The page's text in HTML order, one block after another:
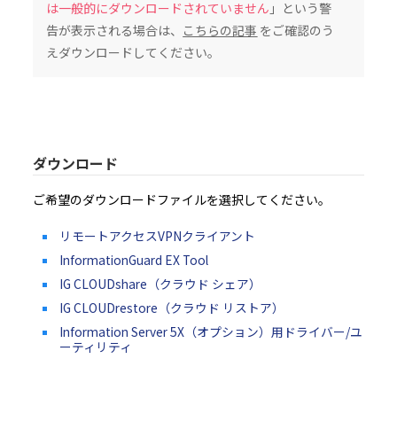
許諾するものとします。（本条項の目的上、欧州経済地域は「国」として扱われるも
４．制限
4.1 お客様は、本契約書の条項に従って本ソフトウェアを使用するものとします。
4.2 お客様は、インストールガイド、製品マニュアル、「ReadMe」ファイル等の補
された、又は別の方法で伝えられた、技術説明、制限事項、注意点に従って本ソフト
５．禁止事項
コンパイル又は逆アセンブルしてはなりません。
5.2 お客様は、いかなる第三者に対しても、記録媒体、通信回線、又はその他の方法
5.3 お客様は、本条項のいずれかの規定に違反して村田機械に損害を生じせしめた場
を賠償しなければなりません。
６．保証及び責任の制限
保証するものではなく、村田機械は、本ソフトウェアの機能、性能及び品質がお客様
適合することを、明示たると黙示たるとを問わず、何らの保証も致しません。
6.2 本ソフトウェアは、お客様に事前に通知することなく、村田機械又は村田機械の
によりアップデート又は変更されることがありますが、その場合でも、前項同様、お
の機能、性能及び品質がお客様の特定目的に適合することを、明示たると黙示たると
らの保証も致しません。なお、アップデート又は変更に関する情報提供につきまして
性、提供時期、提供方法等すべて村田機械の裁量により決定させていただきます。
は一般的にダウンロードされていません 」という警
告が表示される場合は、 こちらの記事 をご確認のう
えダウンロードしてください。
ダウンロード
ご希望のダウンロードファイルを選択してください。
リモートアクセスVPNクライアント
InformationGuard EX Tool
IG CLOUDshare（クラウド シェア）
IG CLOUDrestore（クラウド リストア）
Information Server 5X（オプション）用ドライバー/ユ
ーティリティ